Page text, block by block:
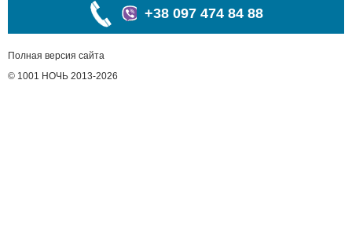
+38 097 474 84 88
Полная версия сайта
© 1001 НОЧЬ 2013-2026